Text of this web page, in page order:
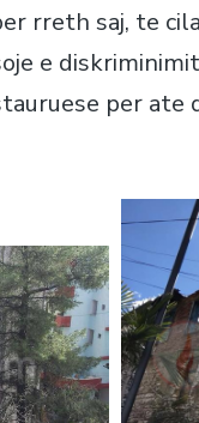
rreth saj, te
e
per